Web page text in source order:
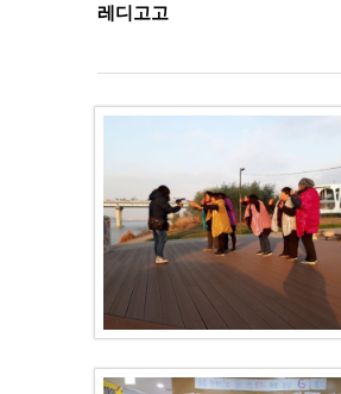
레디고고